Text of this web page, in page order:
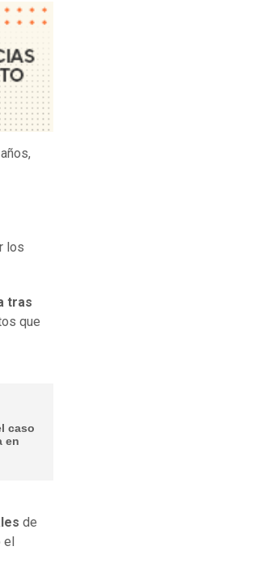
los
tras
que
caso
en
de